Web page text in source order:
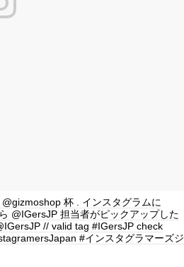
杯 . インスタグラムに
@IGersJP 担当者がピックアップした
// valid tag #IGersJP check
#インスタグラマーズジ